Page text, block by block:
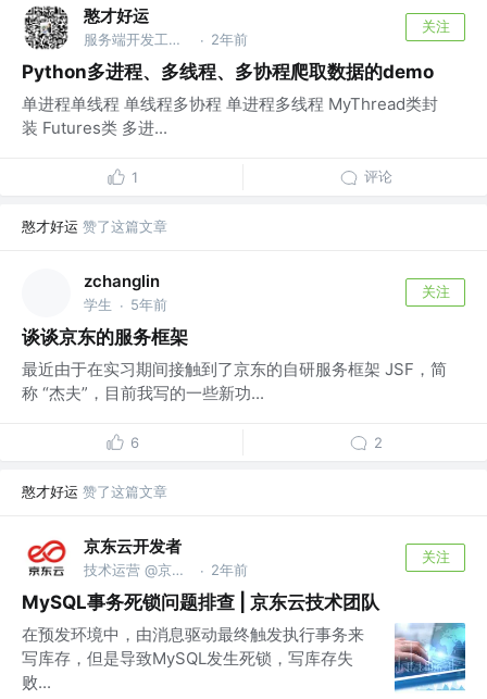
憨才好运
服务端开发工程师 · 2年前
关注
Python多进程、多线程、多协程爬取数据的demo
单进程单线程 单线程多协程 单进程多线程 MyThread类封
装 Futures类 多进...
1 评论
憨才好运 赞了这篇文章
zchanglin
学生 · 5年前
关注
谈谈京东的服务框架
最近由于在实习期间接触到了京东的自研服务框架 JSF，简
称 “杰夫”，目前我写的一些新功...
6 2
憨才好运 赞了这篇文章
京东云开发者
技术运营 @京东科技信息技术有限公司 · 2年前
关注
MySQL事务死锁问题排查 | 京东云技术团队
在预发环境中，由消息驱动最终触发执行事务来
写库存，但是导致MySQL发生死锁，写库存失
败...